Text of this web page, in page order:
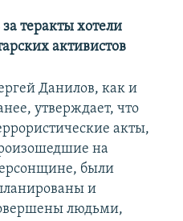
за теракты хотели
активистов
Данилов, как и
утверждает, что
акты,
на
были
и
людьми,